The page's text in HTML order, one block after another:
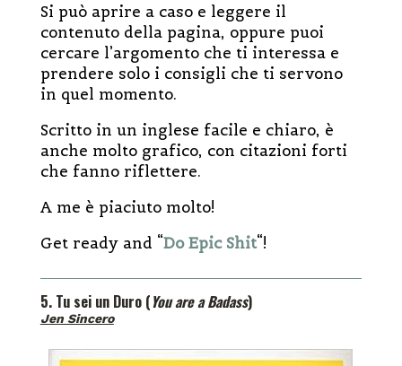
Si può aprire a caso e leggere il
contenuto della pagina, oppure puoi
cercare l’argomento che ti interessa e
prendere solo i consigli che ti servono
in quel momento.
Scritto in un inglese facile e chiaro, è
anche molto grafico, con citazioni forti
che fanno riflettere.
A me è piaciuto molto!
Get ready and “Do Epic Shit“!
5. Tu sei un Duro (You are a Badass)
Jen Sincero